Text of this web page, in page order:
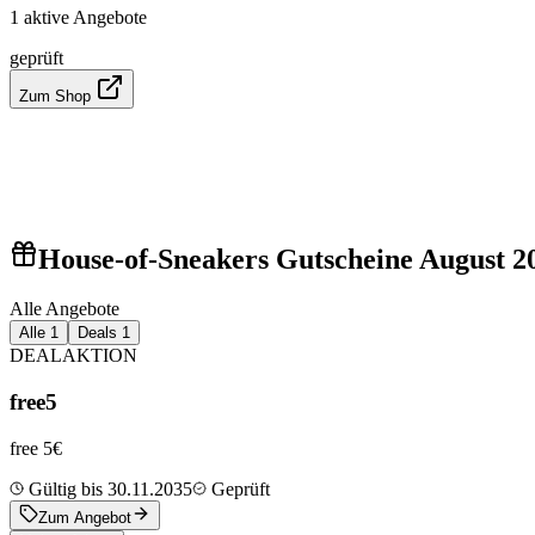
1 aktive Angebote
geprüft
Zum Shop
House-of-Sneakers Gutscheine August
Alle Angebote
Alle 1 Deals 1
DEALAKTION
free5
free 5€
Gültig bis 30.11.2035
Geprüft
Zum Angebot